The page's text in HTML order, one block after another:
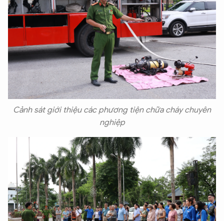
Cảnh sát giới thiệu các phương tiện chữa cháy chuyên
nghiệp